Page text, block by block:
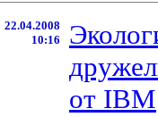
22.04.2008
10:16
от IBM